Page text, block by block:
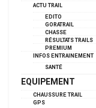
ACTU TRAIL
EDITO
GORATRAIL
CHASSE
RÉSULTATS TRAILS
PREMIUM
INFOS ENTRAINEMENT
SANTÉ
EQUIPEMENT
CHAUSSURE TRAIL
GPS